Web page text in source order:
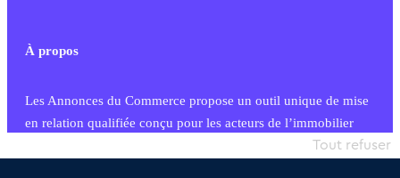
À propos
Les Annonces du Commerce propose un outil unique de mise
en relation qualifiée conçu pour les acteurs de l’immobilier
commercial et les collectivités territoriales, simple et intégrant
Tout refuser